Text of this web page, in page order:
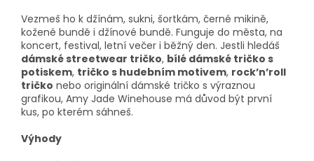
Vezmeš ho k džínám, sukni, šortkám, černé mikině,
kožené bundě i džínové bundě. Funguje do města, na
koncert, festival, letní večer i běžný den. Jestli hledáš
dámské streetwear tričko, bílé dámské tričko s
potiskem, tričko s hudebním motivem, rock’n’roll
tričko nebo originální dámské tričko s výraznou
grafikou, Amy Jade Winehouse má důvod být první
kus, po kterém sáhneš.
Výhody